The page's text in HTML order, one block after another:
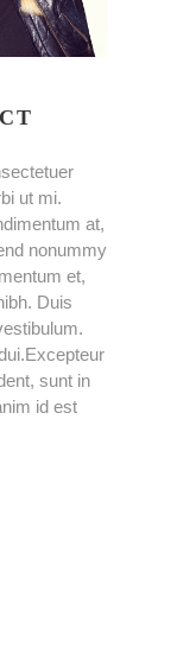
ut mi.
at,
nonummy
et,
Duis
sunt in
id est